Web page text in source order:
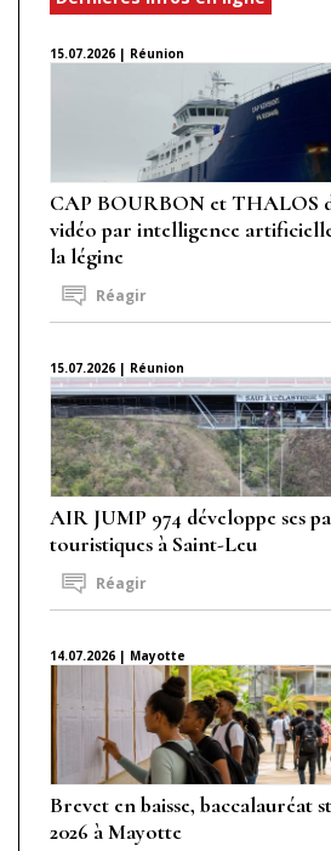
15.07.2026 | Réunion
CAP BOURBON et THALOS
vidéo par intelligence
la légine
Réagir
15.07.2026 | Réunion
AIR JUMP 974 développe ses
touristiques à Saint-Leu
Réagir
14.07.2026 | Mayotte
Brevet en baisse, baccalauréat
2026 à Mayotte